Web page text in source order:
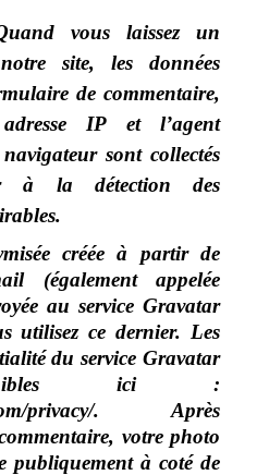
vous laissez un
site, les données
de commentaire,
IP et l’agent
sont collectés
à la détection des
créée à partir de
(également appelée
au service Gravatar
utilisez ce dernier. Les
du service Gravatar
ici :
privacy/. Après
votre photo
publiquement à coté de